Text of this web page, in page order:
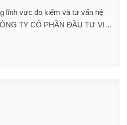
lĩnh vực đo kiểm và tư vấn hệ
TY CỔ PHẦN ĐẦU TƯ VIAS
tư vấn cải tạo và quản lý vận
chuẩn Nhật Bản, giúp nhà máy
định thiết bị và tối ưu hiệu quả